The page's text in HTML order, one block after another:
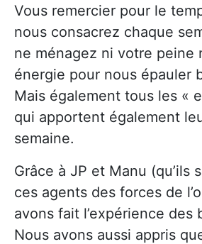
Vous remercier pour le
nous consacrez chaque
ne ménagez ni votre peine
énergie pour nous épauler
Mais également tous les «
qui apportent également
semaine.
Grâce à JP et Manu (qu’ils
ces agents des forces de
avons fait l’expérience des
Nous avons aussi appris